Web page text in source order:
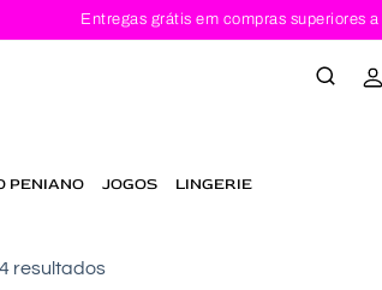
Entregas grátis em compras superiores a
PENIANO JOGOS
LINGERIE
resultados